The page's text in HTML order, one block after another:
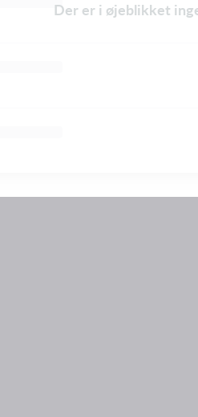
Der er i øjeblikket